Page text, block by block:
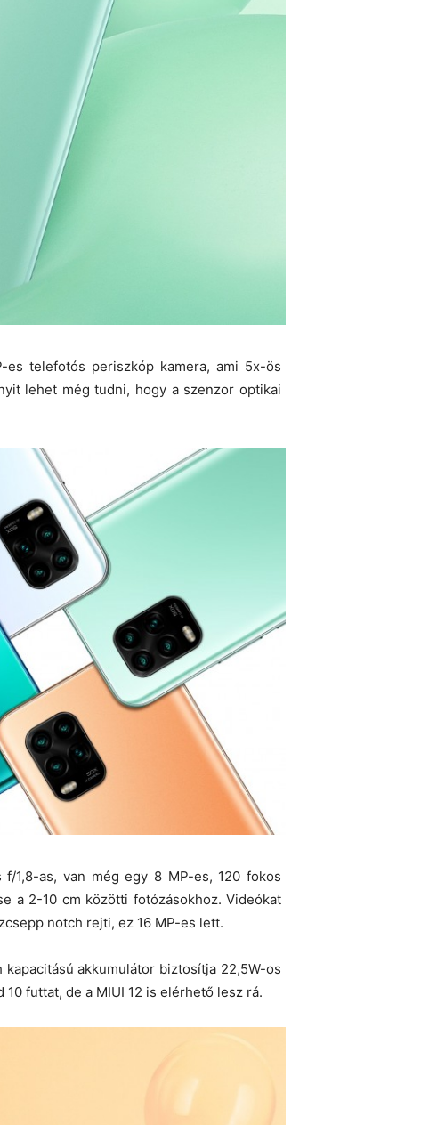
telefotós periszkóp kamera, ami 5x-ös
lehet még tudni, hogy a szenzor optikai
1,8-as, van még egy 8 MP-es, 120 fokos
a 2-10 cm közötti fotózásokhoz. Videókat
notch rejti, ez 16 MP-es lett.
akkumulátor biztosítja 22,5W-os
futtat, de a MIUI 12 is elérhető lesz rá.